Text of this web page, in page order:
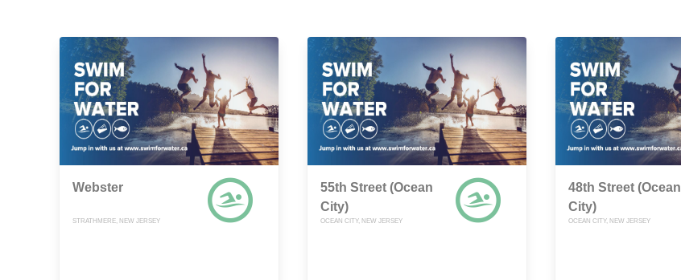
Webster
STRATHMERE, NEW JERSEY
55th Street (Ocean
City)
OCEAN CITY, NEW JERSEY
48th Street (Ocean
City)
OCEAN CITY, NEW JERSEY